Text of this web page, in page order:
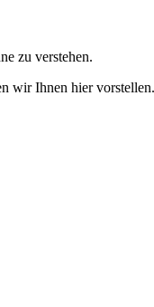
zu verstehen.
wir Ihnen hier vorstellen.